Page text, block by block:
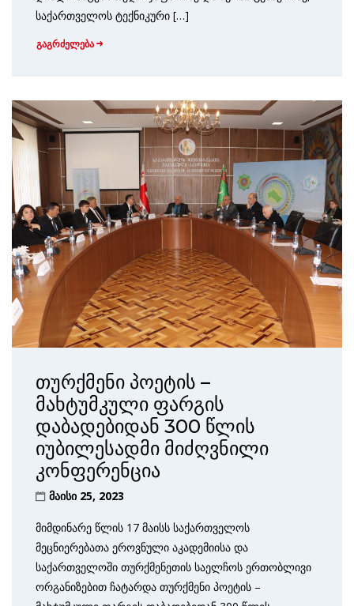
საქართველოს ტექნიკური […]
გაგრძელება
თურქმენი პოეტის –
მახტუმკული ფარგის
დაბადებიდან 300 წლის
იუბილესადმი მიძღვნილი
კონფერენცია
მაისი 25, 2023
მიმდინარე წლის 17 მაისს საქართველოს
მეცნიერებათა ეროვნული აკადემიისა და
საქართველოში თურქმენეთის საელჩოს ერთობლივი
ორგანიზებით ჩატარდა თურქმენი პოეტის –